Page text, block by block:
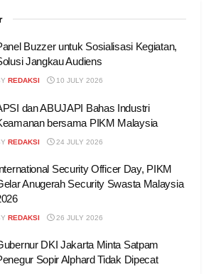
Buzzer untuk Sosialisasi Kegiatan,
Jangkau Audiens
REDAKSI 10 JULY 2026
dan ABUJAPI Bahas Industri
bersama PIKM Malaysia
REDAKSI 24 JULY 2026
Security Officer Day, PIKM
Anugerah Security Swasta Malaysia
REDAKSI 26 JULY 2026
DKI Jakarta Minta Satpam
Sopir Alphard Tidak Dipecat